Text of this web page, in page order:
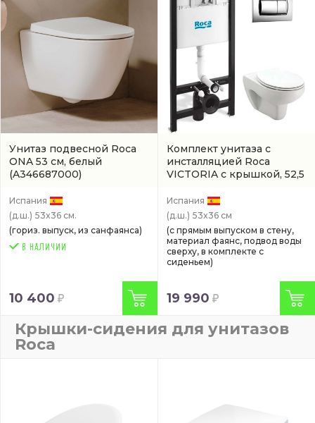
Унитаз подвесной Roca
ONA 53 см, белый
(A346687000)
Испания
(д.ш.) 53x36 см.
(гориз. выпуск, из санфаянса)
10 400
Комплект унитаза с
инсталляцией Roca
VICTORIA с крышкой, 52,5
893100000)
Испания
(д.ш.) 53x36 см
(с прямым выпуском в стену,
материал фаянс, подвод воды
сверху, в комплекте с
сиденьем)
19 990
Крышки-сидения для унитазов
Roca